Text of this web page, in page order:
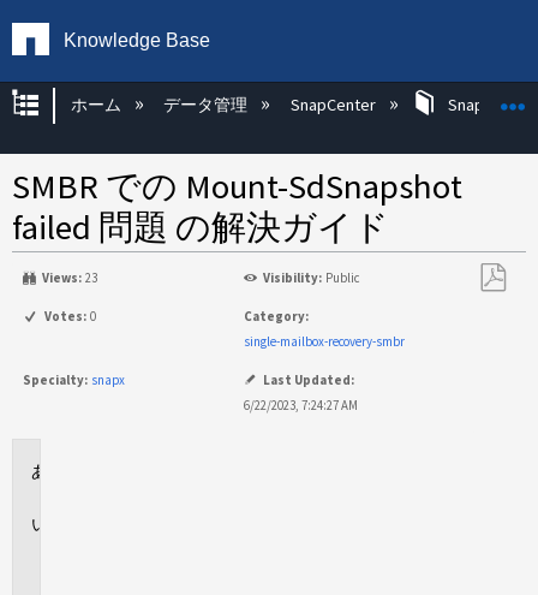
Knowledge Base
グローバル階層を展開/折りたたむ
ホーム データ管理 SnapCenter SnapCenter
SMBR での Mount-SdSnapshot
failed 問題 の解決ガイド
Views: 23 Visibility: Public
Votes: 0
Category:
single-mailbox-recovery-smbr
Specialty: snapx
Last Updated:
6/22/2023, 7:24:27 AM